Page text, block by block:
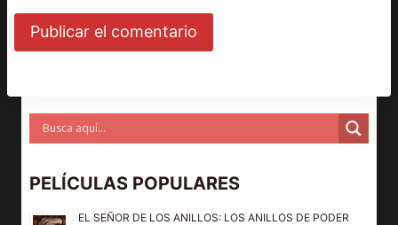
PELÍCULAS POPULARES
EL SEÑOR DE LOS ANILLOS: LOS ANILLOS DE PODER